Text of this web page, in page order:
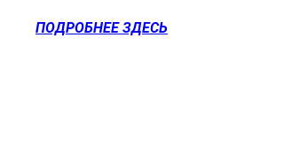
ПОДРОБНЕЕ ЗДЕСЬ